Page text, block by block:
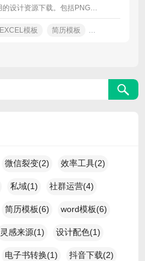
当图网专注于优质实用的设计资源下载。包括PNG素材、图片、PPT模板、WORD模板,EXCEL模板等。
EXCEL模板 简历模板 手抄小报
微信裂变(2) 效率工具(2)
私域(1) 社群运营(4)
简历模板(6) word模板(6)
灵感来源(1) 设计配色(1)
电子书转换(1) 抖音下载(2)